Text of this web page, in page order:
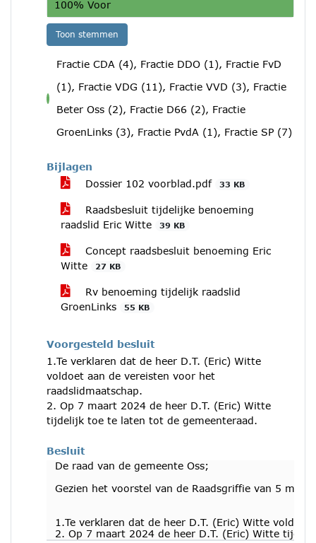
100% Voor
Toon stemmen
voor
Fractie CDA (4), Fractie DDO (1), Fractie FvD
(1), Fractie VDG (11), Fractie VVD (3), Fractie
Beter Oss (2), Fractie D66 (2), Fractie
GroenLinks (3), Fractie PvdA (1), Fractie SP (7)
Bijlagen
Dossier 102 voorblad.pdf
33 KB
Raadsbesluit tijdelijke benoeming
raadslid Eric Witte
39 KB
Concept raadsbesluit benoeming Eric
Witte
27 KB
Rv benoeming tijdelijk raadslid
GroenLinks
55 KB
Voorgesteld besluit
1.Te verklaren dat de heer D.T. (Eric) Witte
voldoet aan de vereisten voor het
raadslidmaatschap.
2. Op 7 maart 2024 de heer D.T. (Eric) Witte
tijdelijk toe te laten tot de gemeenteraad.
Besluit
De raad van de gemeente Oss;
Gezien het voorstel van de Raadsgriffie van 5
1.Te verklaren dat de heer D.T. (Eric) Witte
2. Op 7 maart 2024 de heer D.T. (Eric) Witte